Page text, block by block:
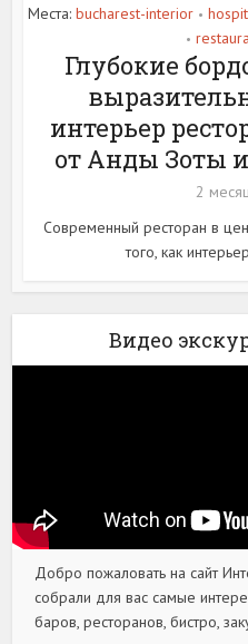
Места: bucharest-interior •
•
Глубокие
интерьер
от Анды Зоты
2
Современный ресторан в
того, как
Видео
Добро пожаловать на сайт
собрали для вас самые
баров, ресторанов, бистро,